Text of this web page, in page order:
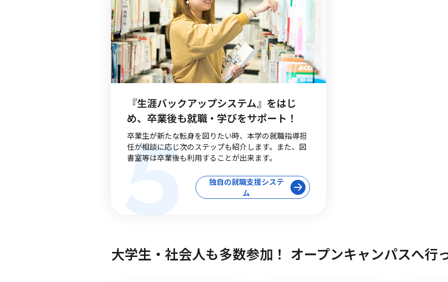
『生涯バックアップシステム』をはじ
め、卒業後も就職・学びをサポート！
卒業生が新たな転身を図りたい時、本学の就職指導担
任が相談に応じ次のステップも紹介します。また、図
書室等は卒業後も利用することが出来ます。
独自の就職支援システ
ム
5
大学生・社会人も多数参加！ オープンキャンパスへ行